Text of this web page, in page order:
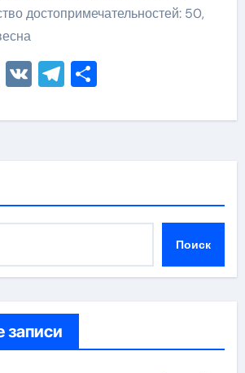
достопримечательностей: 50,
VKTelegram
Отправить
Поиск
записи